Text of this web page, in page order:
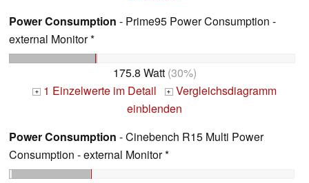
Power Consumption - Prime95 Power Consumption -
external Monitor *
175.8 Watt(30%)
+ 1 Einzelwerte im Detail + Vergleichsdiagramm
einblenden
Power Consumption - Cinebench R15 Multi Power
Consumption - external Monitor *